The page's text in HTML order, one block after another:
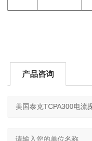
产品咨询